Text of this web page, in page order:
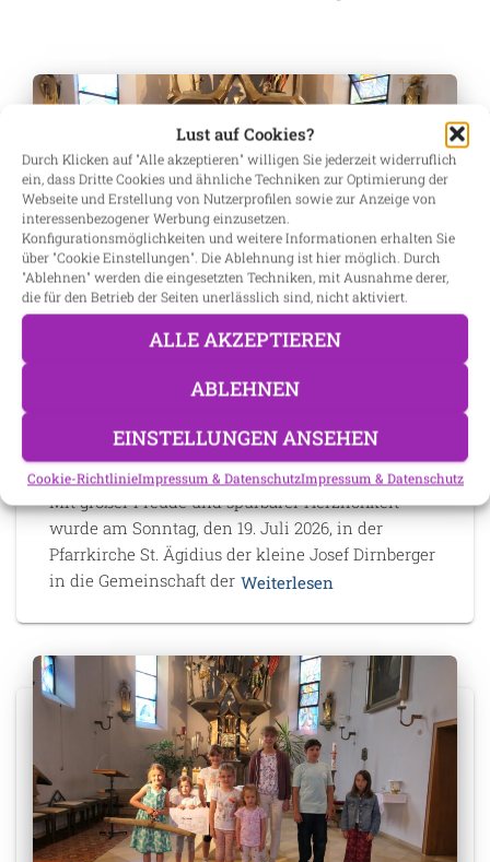
Lust auf Cookies?
Durch Klicken auf "Alle akzeptieren" willigen Sie jederzeit widerruflich
ein, dass Dritte Cookies und ähnliche Techniken zur Optimierung der
Webseite und Erstellung von Nutzerprofilen sowie zur Anzeige von
interessenbezogener Werbung einzusetzen.
Konfigurationsmöglichkeiten und weitere Informationen erhalten Sie
über "Cookie Einstellungen". Die Ablehnung ist hier möglich. Durch
"Ablehnen" werden die eingesetzten Techniken, mit Ausnahme derer,
die für den Betrieb der Seiten unerlässlich sind, nicht aktiviert.
ALLE AKZEPTIEREN
ABLEHNEN
EINSTELLUNGEN ANSEHEN
Cookie-RichtlinieImpressum & DatenschutzImpressum & Datenschutz
Taufe von Josef Dirnberger
Taufe von Josef Dirnberger in Döfering Döfering –
Mit großer Freude und spürbarer Herzlichkeit
wurde am Sonntag, den 19. Juli 2026, in der
Pfarrkirche St. Ägidius der kleine Josef Dirnberger
in die Gemeinschaft der Weiterlesen